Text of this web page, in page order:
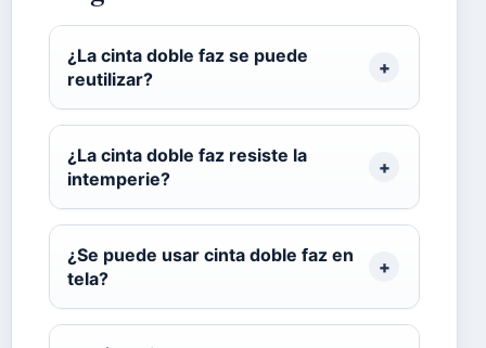
¿La cinta doble faz se puede
reutilizar?
¿La cinta doble faz resiste la
intemperie?
¿Se puede usar cinta doble faz en
tela?